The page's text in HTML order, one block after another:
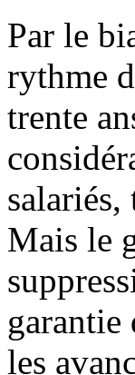
Par le
rythme
trente
Mais le
garantie
les